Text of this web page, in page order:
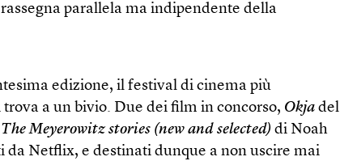
parallela ma indipendente della
edizione, il festival di cinema più
a un bivio. Due dei film in concorso, Okja del
The Meyerowitz stories (new and selected) di Noah
da Netflix, e destinati dunque a non uscire mai